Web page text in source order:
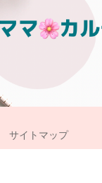
サイトマップ